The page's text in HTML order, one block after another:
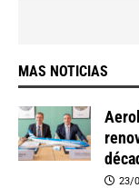
MAS NOTICIAS
23/